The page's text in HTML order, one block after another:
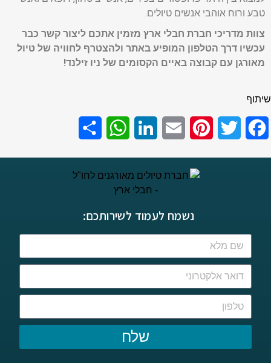
טבע ורוח אוהבי אנשים טיולים.
צוות מדריכי חברת חבלי ארץ מזמין אתכם ליצור קשר כבר
עכשיו דרך הטלפון המופיע באתר ולהצטרף לחוויה של טיול
מאורגן עם קבוצה באיים הקסומים של ניו זילנד!
שיתוף
Facebook
Twitter
Pinterest
Email
LinkedIn
WhatsApp
נשמח לעמוד לשירותכם:
שלח